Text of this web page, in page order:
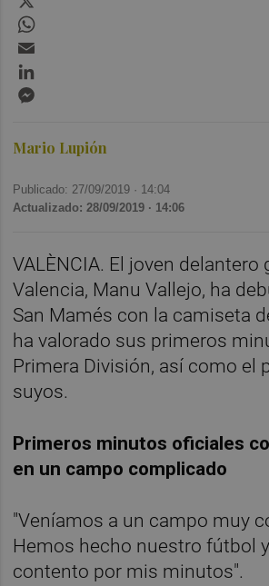
Mario Lupión
Publicado: 27/09/2019 · 14:04
Actualizado: 28/09/2019 · 14:06
VALÈNCIA. El joven delantero
Valencia, Manu Vallejo, ha
San Mamés con la camiseta
ha valorado sus primeros
Primera División, así como el
suyos.
Primeros minutos oficiales
en un campo complicado
"Veníamos a un campo muy
Hemos hecho nuestro fútbol
contento por mis minutos".